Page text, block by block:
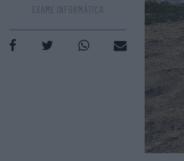
EXAME INFORMÁTICA